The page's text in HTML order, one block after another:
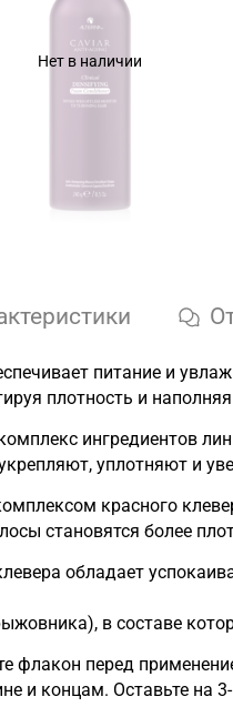
Нет в наличии
питание и
плотность и
ингредиентов
уплотняют и
красного
становятся более
обладает
в составе
флакон перед
и концам. Оставьте на